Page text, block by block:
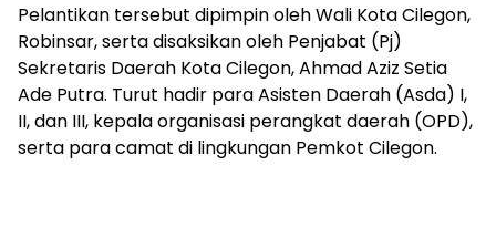
Pelantikan tersebut dipimpin oleh Wali Kota Cilegon,
Robinsar, serta disaksikan oleh Penjabat (Pj)
Sekretaris Daerah Kota Cilegon, Ahmad Aziz Setia
Ade Putra. Turut hadir para Asisten Daerah (Asda) I,
II, dan III, kepala organisasi perangkat daerah (OPD),
serta para camat di lingkungan Pemkot Cilegon.